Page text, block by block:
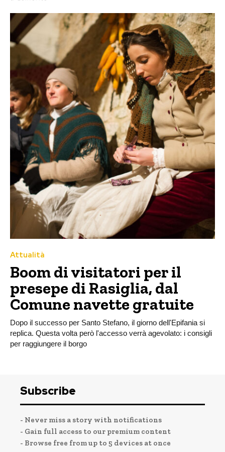
Attualità
Boom di visitatori per il
presepe di Rasiglia, dal
Comune navette gratuite
Dopo il successo per Santo Stefano, il giorno dell'Epifania si
replica. Questa volta però l'accesso verrà agevolato: i consigli
per raggiungere il borgo
Subscribe
- Never miss a story with notifications
- Gain full access to our premium content
- Browse free from up to 5 devices at once